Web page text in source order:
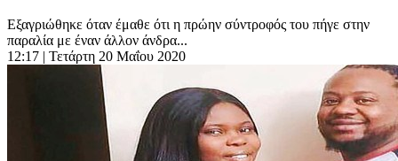
Εξαγριώθηκε όταν έμαθε ότι η πρώην σύντροφός του πήγε στην
παραλία με έναν άλλον άνδρα...
12:17 | Τετάρτη 20 Μαΐου 2020